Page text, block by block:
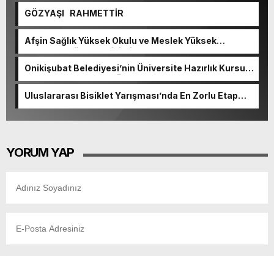
GÖZYAŞI RAHMETTİR
Afşin Sağlık Yüksek Okulu ve Meslek Yüksek
Okulunda görev değişimi!
Onikişubat Belediyesi’nin Üniversite Hazırlık Kursu
başvurularında son gün 7 Ağustos.
Uluslararası Bisiklet Yarışması’nda En Zorlu Etap
YORUM YAP